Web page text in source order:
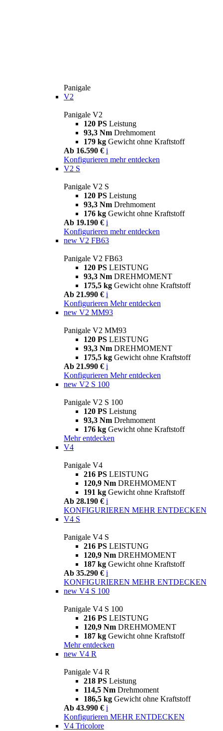
Panigale
V2
Panigale V2
120 PS Leistung
93,3 Nm Drehmoment
179 kg Gewicht ohne Kraftstoff
Ab 16.590 € i
Konfigurieren mehr entdecken
V2 S
Panigale V2 S
120 PS Leistung
93,3 Nm Drehmoment
176 kg Gewicht ohne Kraftstoff
Ab 19.190 € i
Konfigurieren mehr entdecken
new V2 FB63
Panigale V2 FB63
120 PS LEISTUNG
93,3 Nm DREHMOMENT
175,5 kg Gewicht ohne Kraftstoff
Ab 21.990 € i
Konfigurieren Mehr entdecken
new V2 MM93
Panigale V2 MM93
120 PS LEISTUNG
93,3 Nm DREHMOMENT
175,5 kg Gewicht ohne Kraftstoff
Ab 21.990 € i
Konfigurieren Mehr entdecken
new V2 S 100
Panigale V2 S 100
120 PS Leistung
93,3 Nm Drehmoment
176 kg Gewicht ohne Kraftstoff
Mehr entdecken
V4
Panigale V4
216 PS LEISTUNG
120,9 Nm DREHMOMENT
191 kg Gewicht ohne Kraftstoff
Ab 28.190 € i
KONFIGURIEREN MEHR ENTDECKEN
V4 S
Panigale V4 S
216 PS LEISTUNG
120,9 Nm DREHMOMENT
187 kg Gewicht ohne Kraftstoff
Ab 35.290 € i
KONFIGURIEREN MEHR ENTDECKEN
new V4 S 100
Panigale V4 S 100
216 PS LEISTUNG
120,9 Nm DREHMOMENT
187 kg Gewicht ohne Kraftstoff
Mehr entdecken
new V4 R
Panigale V4 R
218 PS Leistung
114,5 Nm Drehmoment
186,5 kg Gewicht ohne Kraftstoff
Ab 43.990 € i
Konfigurieren MEHR ENTDECKEN
V4 Tricolore